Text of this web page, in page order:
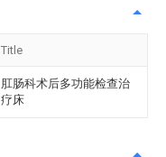
Title
肛肠科术后多功能检查治
疗床